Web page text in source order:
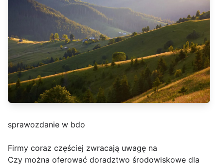
sprawozdanie w bdo
Firmy coraz częściej zwracają uwagę na
Czy można oferować doradztwo środowiskowe dla